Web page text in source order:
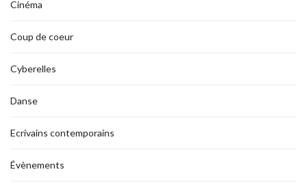
Cinéma
Coup de coeur
Cyberelles
Danse
Ecrivains contemporains
Évènements